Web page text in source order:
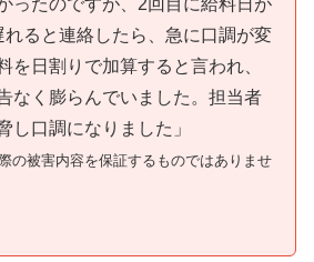
ると連絡したら、急に口調が変
を日割りで加算すると言われ、
なく膨らんでいました。担当者
し口調になりました」
の被害内容を保証するものではありませ